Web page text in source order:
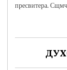
пресвитера.